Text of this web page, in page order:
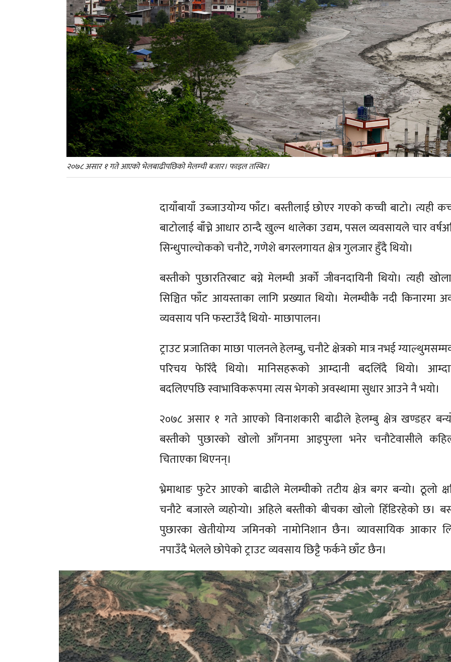
२०७८ असार १ गते आएको भेलबाढीपछिको मेलम्ची बजार। फाइल तस्बिर।
दायाँबायाँ उब्जाउयोग्य फाँट। बस्तीलाई छोएर गएको कच्ची बाटो। त्यही
बाटोलाई बाँच्ने आधार ठान्दै खुल्न थालेका उद्यम, पसल व्यवसायले चार
सिन्धुपाल्चोकको चनौटे, गणेशे बगरलगायत क्षेत्र गुलजार हुँदै थियो।
बस्तीको पुछारतिरबाट बग्ने मेलम्ची अर्को जीवनदायिनी थियो। त्यही
सिञ्चित फाँट आयस्ताका लागि प्रख्यात थियो। मेलम्चीकै नदी किनारमा
व्यवसाय पनि फस्टाउँदै थियो- माछापालन।
ट्राउट प्रजातिका माछा पालनले हेलम्बु, चनौटे क्षेत्रको मात्र नभई
परिचय फेरिँदै थियो। मानिसहरूको आम्दानी बदलिँदै थियो।
बदलिएपछि स्वाभाविकरूपमा त्यस भेगको अवस्थामा सुधार आउने नै भयो।
२०७८ असार १ गते आएको विनाशकारी बाढीले हेलम्बु क्षेत्र खण्डहर
बस्तीको पुछारको खोलो आँगनमा आइपुग्ला भनेर चनौटेवासीले
चिताएका थिएनन्।
भ्रेमाथाङ फुटेर आएको बाढीले मेलम्चीको तटीय क्षेत्र बगर बन्यो। ठूलो
चनौटे बजारले व्यहोर्‍यो। अहिले बस्तीको बीचका खोलो हिँडिरहेको छ।
पुछारका खेतीयोग्य जमिनको नामोनिशान छैन। व्यावसायिक आकार
नपाउँदै भेलले छोपेको ट्राउट व्यवसाय छिट्टै फर्कने छाँट छैन।